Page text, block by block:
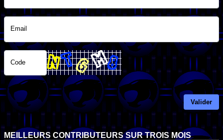
Email
Code
Valider
MEILLEURS CONTRIBUTEURS SUR TROIS MOIS